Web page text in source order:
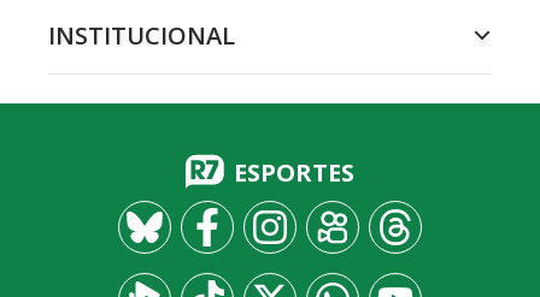
INSTITUCIONAL
ESPORTES